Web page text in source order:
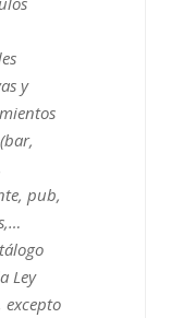
y
pub,
Ley
excepto